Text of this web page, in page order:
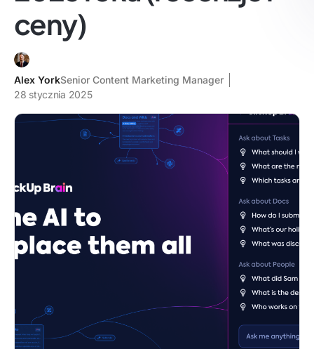
ceny)
Alex YorkSenior Content Marketing Manager
28 stycznia 2025